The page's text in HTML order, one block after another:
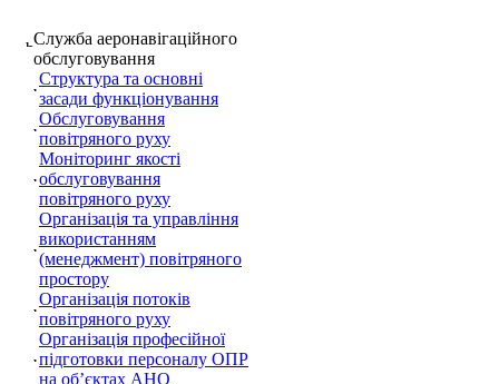
Служба аеронавігаційного
обслуговування
Структура та основні
засади функціонування
Обслуговування
повітряного руху
Моніторинг якості
обслуговування
повітряного руху
Організація та управління
використанням
(менеджмент) повітряного
простору
Організація потоків
повітряного руху
Організація професійної
підготовки персоналу ОПР
на об’єктах АНО